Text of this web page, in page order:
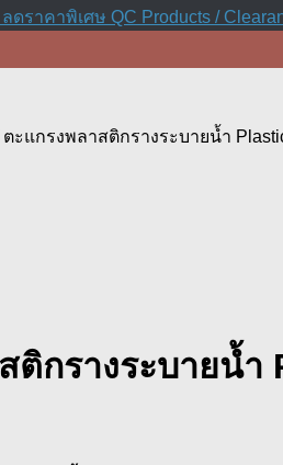
ราคาพิเศษ QC Products /
ตะแกรงพลาสติกรางระบายน้ำ
ติกรางระบายน้